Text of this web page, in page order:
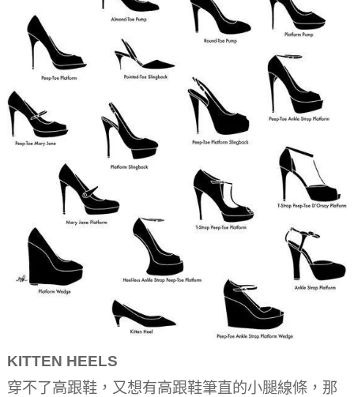
KITTEN HEELS
穿不了高跟鞋，又想有高跟鞋筆直的小腿線條，那